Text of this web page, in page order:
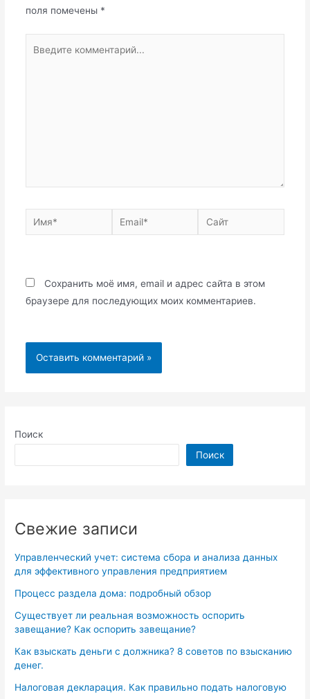
Поиск
Поиск
Свежие записи
Управленческий учет: система сбора и анализа данных
для эффективного управления предприятием
Процесс раздела дома: подробный обзор
Существует ли реальная возможность оспорить
завещание? Как оспорить завещание?
Как взыскать деньги с должника? 8 советов по взысканию
денег.
Налоговая декларация. Как правильно подать налоговую
поля помечены *
Имя* Email* Сайт
Сохранить моё имя, email и адрес сайта в этом
браузере для последующих моих комментариев.